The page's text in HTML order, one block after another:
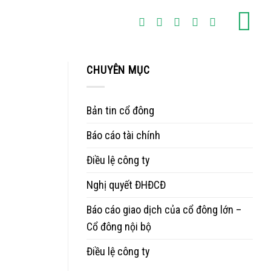
CHUYÊN MỤC
Bản tin cổ đông
Báo cáo tài chính
Điều lệ công ty
Nghị quyết ĐHĐCĐ
Báo cáo giao dịch của cổ đông lớn –
Cổ đông nội bộ
Điều lệ công ty